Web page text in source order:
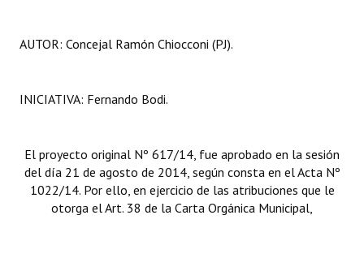
AUTOR: Concejal Ramón Chiocconi (PJ).
INICIATIVA: Fernando Bodi.
El proyecto original Nº 617/14, fue aprobado en la sesión
del día 21 de agosto de 2014, según consta en el Acta Nº
1022/14. Por ello, en ejercicio de las atribuciones que le
otorga el Art. 38 de la Carta Orgánica Municipal,